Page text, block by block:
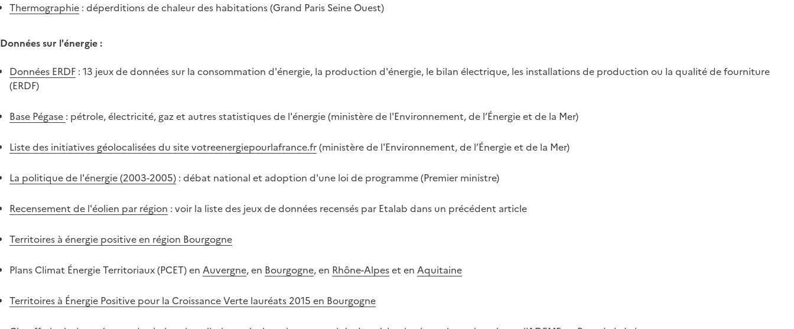
Thermographie : déperditions de chaleur des habitations (Grand Paris Seine Ouest)
Données sur l'énergie :
Données ERDF : 13 jeux de données sur la consommation d'énergie, la production d'énergie, le bilan électrique, les installations de production ou la qualité de fourniture
(ERDF)
Base Pégase : pétrole, électricité, gaz et autres statistiques de l'énergie (ministère de l'Environnement, de l’Énergie et de la Mer)
Liste des initiatives géolocalisées du site votreenergiepourlafrance.fr(ministère de l'Environnement, de l’Énergie et de la Mer)
La politique de l'énergie (2003-2005) : débat national et adoption d'une loi de programme (Premier ministre)
Recensement de l'éolien par région : voir la liste des jeux de données recensés par Etalab dans un précédent article
Territoires à énergie positive en région Bourgogne
Plans Climat Énergie Territoriaux (PCET) en Auvergne, en Bourgogne, en Rhône-Alpeset en Aquitaine
Territoires à Énergie Positive pour la Croissance Verte lauréats 2015 en Bourgogne